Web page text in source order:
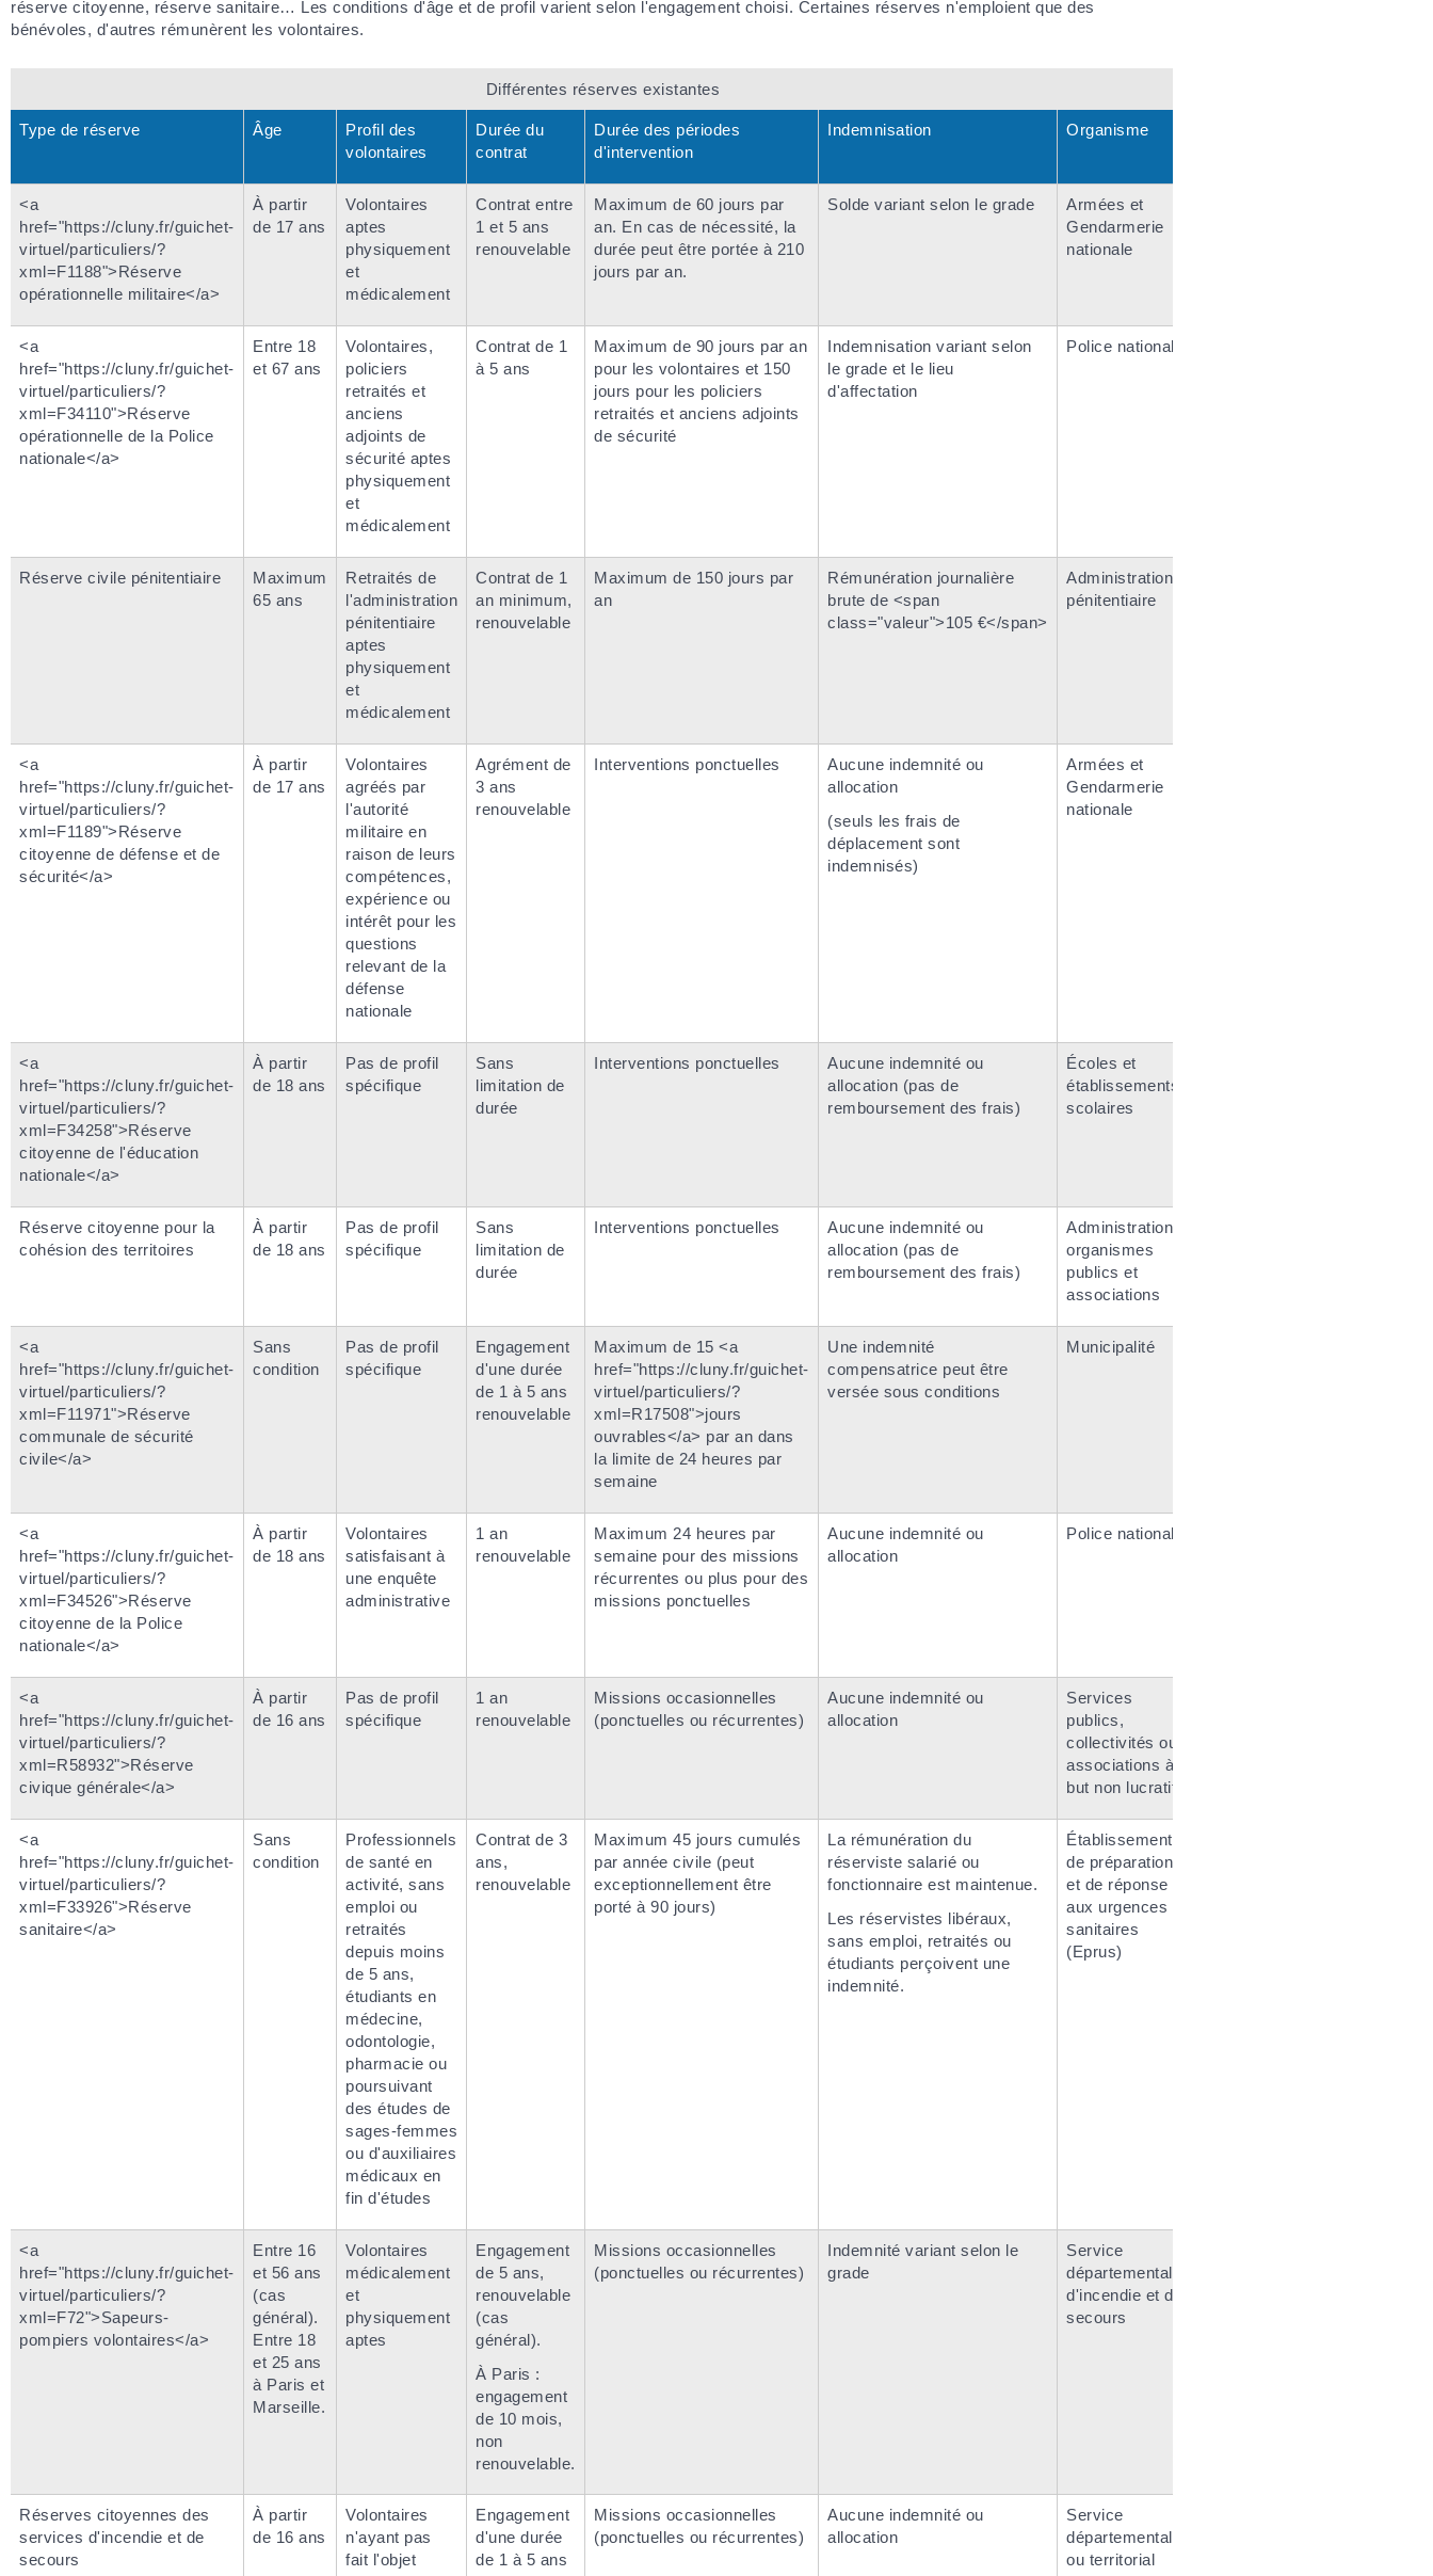
réserve citoyenne, réserve sanitaire… Les conditions d'âge et de profil varient selon l'engagement choisi. Certaines réserves n'emploient que des
bénévoles, d'autres rémunèrent les volontaires.
Différentes réserves existantes
Type de réserve Âge
Profil des
volontaires
Durée du
contrat
Durée des périodes
d'intervention
Indemnisation Organisme
<a
href="https://cluny.fr/guichet-
virtuel/particuliers/?
xml=F1188">Réserve
opérationnelle militaire</a>
À partir
de 17 ans
Volontaires
aptes
physiquement
et
médicalement
Contrat entre
1 et 5 ans
renouvelable
Maximum de 60 jours par
an. En cas de nécessité, la
durée peut être portée à 210
jours par an.
Solde variant selon le grade
Armées et
Gendarmerie
nationale
<a
href="https://cluny.fr/guichet-
virtuel/particuliers/?
xml=F34110">Réserve
opérationnelle de la Police
nationale</a>
Entre 18
et 67 ans
Volontaires,
policiers
retraités et
anciens
adjoints de
sécurité aptes
physiquement
et
médicalement
Contrat de 1
à 5 ans
Maximum de 90 jours par an
pour les volontaires et 150
jours pour les policiers
retraités et anciens adjoints
de sécurité
Indemnisation variant selon
le grade et le lieu
d'affectation
Police nationale
Réserve civile pénitentiaire
Maximum
65 ans
Retraités de
l'administration
pénitentiaire
aptes
physiquement
et
médicalement
Contrat de 1
an minimum,
renouvelable
Maximum de 150 jours par
an
Rémunération journalière
brute de <span
class="valeur">105 €</span>
Administration
pénitentiaire
<a
href="https://cluny.fr/guichet-
virtuel/particuliers/?
xml=F1189">Réserve
citoyenne de défense et de
sécurité</a>
À partir
de 17 ans
Volontaires
agréés par
l'autorité
militaire en
raison de leurs
compétences,
expérience ou
intérêt pour les
questions
relevant de la
défense
nationale
Agrément de
3 ans
renouvelable
Interventions ponctuelles
Aucune indemnité ou
allocation
(seuls les frais de
déplacement sont
indemnisés)
Armées et
Gendarmerie
nationale
<a
href="https://cluny.fr/guichet-
virtuel/particuliers/?
xml=F34258">Réserve
citoyenne de l'éducation
nationale</a>
À partir
de 18 ans
Pas de profil
spécifique
Sans
limitation de
durée
Interventions ponctuelles
Aucune indemnité ou
allocation (pas de
remboursement des frais)
Écoles et
établissements
scolaires
Réserve citoyenne pour la
cohésion des territoires
À partir
de 18 ans
Pas de profil
spécifique
Sans
limitation de
durée
Interventions ponctuelles
Aucune indemnité ou
allocation (pas de
remboursement des frais)
Administrations,
organismes
publics et
associations
<a
href="https://cluny.fr/guichet-
virtuel/particuliers/?
xml=F11971">Réserve
communale de sécurité
civile</a>
Sans
condition
Pas de profil
spécifique
Engagement
d'une durée
de 1 à 5 ans
renouvelable
Maximum de 15 <a
href="https://cluny.fr/guichet-
virtuel/particuliers/?
xml=R17508">jours
ouvrables</a> par an dans
la limite de 24 heures par
semaine
Une indemnité
compensatrice peut être
versée sous conditions
Municipalité
<a
href="https://cluny.fr/guichet-
virtuel/particuliers/?
xml=F34526">Réserve
citoyenne de la Police
nationale</a>
À partir
de 18 ans
Volontaires
satisfaisant à
une enquête
administrative
1 an
renouvelable
Maximum 24 heures par
semaine pour des missions
récurrentes ou plus pour des
missions ponctuelles
Aucune indemnité ou
allocation
Police nationale
<a
href="https://cluny.fr/guichet-
virtuel/particuliers/?
xml=R58932">Réserve
civique générale</a>
À partir
de 16 ans
Pas de profil
spécifique
1 an
renouvelable
Missions occasionnelles
(ponctuelles ou récurrentes)
Aucune indemnité ou
allocation
Services
publics,
collectivités ou
associations à
but non lucratif
<a
href="https://cluny.fr/guichet-
virtuel/particuliers/?
xml=F33926">Réserve
sanitaire</a>
Sans
condition
Professionnels
de santé en
activité, sans
emploi ou
retraités
depuis moins
de 5 ans,
étudiants en
médecine,
odontologie,
pharmacie ou
poursuivant
des études de
sages-femmes
ou d'auxiliaires
médicaux en
fin d'études
Contrat de 3
ans,
renouvelable
Maximum 45 jours cumulés
par année civile (peut
exceptionnellement être
porté à 90 jours)
La rémunération du
réserviste salarié ou
fonctionnaire est maintenue.
Les réservistes libéraux,
sans emploi, retraités ou
étudiants perçoivent une
indemnité.
Établissement
de préparation
et de réponse
aux urgences
sanitaires
(Eprus)
<a
href="https://cluny.fr/guichet-
virtuel/particuliers/?
xml=F72">Sapeurs-
pompiers volontaires</a>
Entre 16
et 56 ans
(cas
général).
Entre 18
et 25 ans
à Paris et
Marseille.
Volontaires
médicalement
et
physiquement
aptes
Engagement
de 5 ans,
renouvelable
(cas
général).
À Paris :
engagement
de 10 mois,
non
renouvelable.
Missions occasionnelles
(ponctuelles ou récurrentes)
Indemnité variant selon le
grade
Service
départemental
d'incendie et de
secours
Réserves citoyennes des
services d'incendie et de
secours
À partir
de 16 ans
Volontaires
n'ayant pas
fait l'objet
Engagement
d'une durée
de 1 à 5 ans
Missions occasionnelles
(ponctuelles ou récurrentes)
Aucune indemnité ou
allocation
Service
départemental
ou territorial